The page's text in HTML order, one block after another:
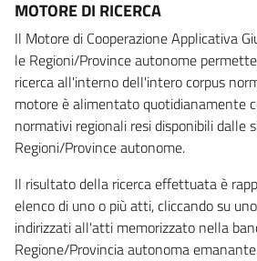
MOTORE DI RICERCA
Il Motore di Cooperazione Applicativa
le Regioni/Province autonome
ricerca all'interno dell'intero corpus
motore è alimentato quotidianamente
normativi regionali resi disponibili dalle
Regioni/Province autonome.
Il risultato della ricerca effettuata è
elenco di uno o più atti, cliccando su
indirizzati all'atti memorizzato nella
Regione/Provincia autonoma